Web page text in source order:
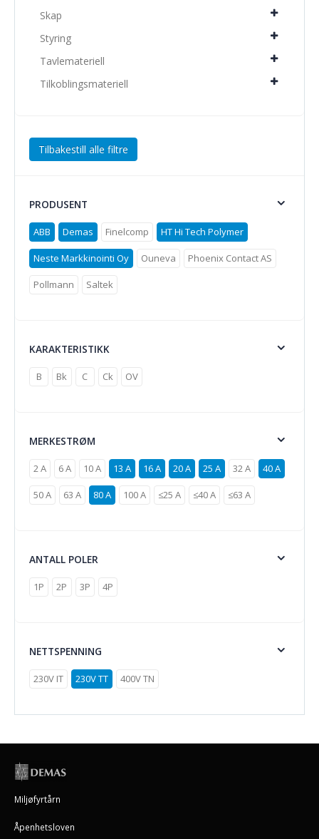
Skap
Styring
Tavlemateriell
Tilkoblingsmateriell
Tilbakestill alle filtre
PRODUSENT
ABB Demas Finelcomp HT Hi Tech Polymer
Neste Markkinointi Oy Ouneva Phoenix Contact AS
Pollmann Saltek
KARAKTERISTIKK
B Bk C Ck OV
MERKESTRØM
2 A 6 A 10 A 13 A 16 A 20 A 25 A 32 A 40 A
50 A 63 A 80 A 100 A ≤25 A ≤40 A ≤63 A
ANTALL POLER
1P 2P 3P 4P
NETTSPENNING
230V IT 230V TT 400V TN
Miljøfyrtårn
Åpenhetsloven